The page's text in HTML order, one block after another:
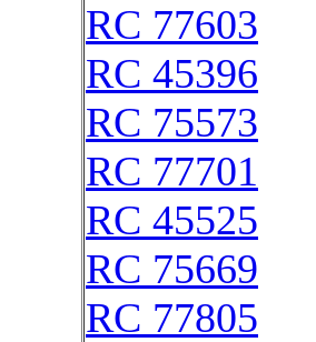
RC 77603
RC 45396
RC 75573
RC 77701
RC 45525
RC 75669
RC 77805